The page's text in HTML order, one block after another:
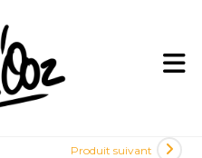
Produit suivant